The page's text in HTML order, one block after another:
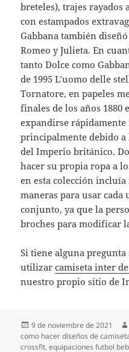
breteles), trajes rayados
con estampados
Gabbana también
Romeo y Julieta. En
tanto Dolce como
de 1995 L’uomo delle
Tornatore, en papeles
finales de los años 1880
expandirse
principalmente debido
del Imperio británico.
hacer su propia ropa a
en esta colección
maneras para usar cada
conjunto, ya que la
broches para modificar
Si tiene alguna pregunta
utilizarcamiseta inter
nuestro propio sitio de
Publicado
el
9 de noviembre de 2021
como hacer diseños de
crossfit,equipaciones futbol